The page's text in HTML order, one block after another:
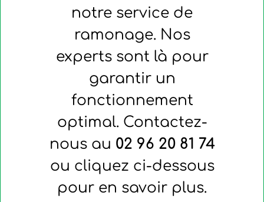
notre service de
ramonage. Nos
experts sont là pour
garantir un
fonctionnement
optimal. Contactez-
nous au 02 96 20 81 74
ou cliquez ci-dessous
pour en savoir plus.